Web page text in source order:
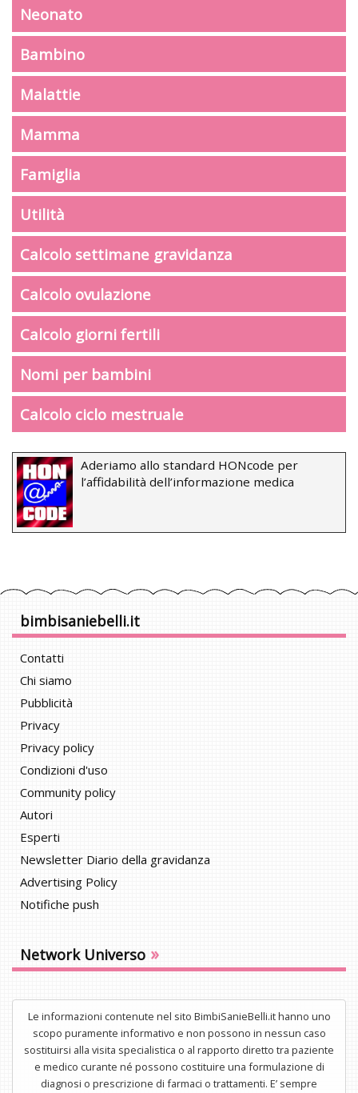
Neonato
Bambino
Malattie
Mamma
Famiglia
Utilità
Calcolo settimane gravidanza
Calcolo ovulazione
Calcolo giorni fertili
Nomi per bambini
Calcolo ciclo mestruale
Aderiamo allo standard HONcode per
l’affidabilità dell’informazione medica
bimbisaniebelli.it
Contatti
Chi siamo
Pubblicità
Privacy
Privacy policy
Condizioni d'uso
Community policy
Autori
Esperti
Newsletter Diario della gravidanza
Advertising Policy
Notifiche push
Network Universo »
Le informazioni contenute nel sito BimbiSanieBelli.it hanno uno
scopo puramente informativo e non possono in nessun caso
sostituirsi alla visita specialistica o al rapporto diretto tra paziente
e medico curante né possono costituire una formulazione di
diagnosi o prescrizione di farmaci o trattamenti. E’ sempre